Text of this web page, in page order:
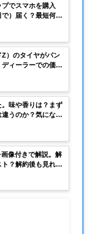
でスマホを購入
で）届く？最短何日
）のタイヤがパン
ィーラーでの価格
。味や香りは？まず
うのか？気になる
像付きで解説。解
？解約後も見れ